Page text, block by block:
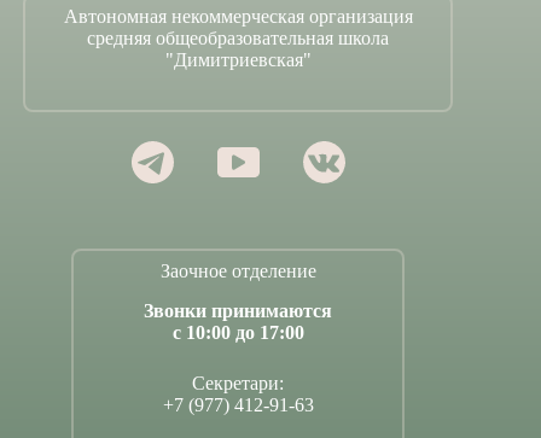
Автономная некоммерческая организация
средняя общеобразовательная школа
"Димитриевская"
Заочное отделение
Звонки принимаются
с 10:00 до 17:00
Секретари:
+7 (977) 412-91-63